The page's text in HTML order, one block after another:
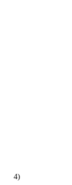
4)